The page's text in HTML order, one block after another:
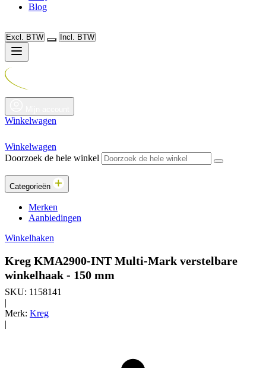
Blog
Excl. BTW Incl. BTW
Winkelwagen
Winkelwagen
Doorzoek de hele winkel
Categorieën
Merken
Aanbiedingen
Winkelhaken
Kreg KMA2900-INT Multi-Mark verstelbare
winkelhaak - 150 mm
SKU: 1158141
|
Merk: Kreg
|